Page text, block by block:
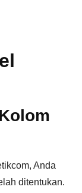
Anda
ditentukan.